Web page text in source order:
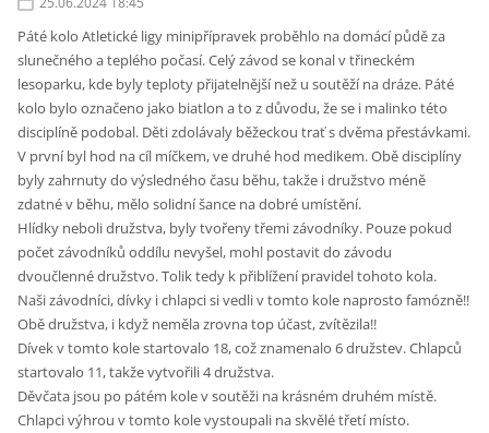
Páté kolo Atletické ligy minipřípravek proběhlo na domácí půdě za
slunečného a teplého počasí. Celý závod se konal v třineckém
lesoparku, kde byly teploty přijatelnější než u soutěží na dráze. Páté
kolo bylo označeno jako biatlon a to z důvodu, že se i malinko této
disciplíně podobal. Děti zdolávaly běžeckou trať s dvěma přestávkami.
V první byl hod na cíl míčkem, ve druhé hod medikem. Obě disciplíny
byly zahrnuty do výsledného času běhu, takže i družstvo méně
zdatné v běhu, mělo solidní šance na dobré umístění.
Hlídky neboli družstva, byly tvořeny třemi závodníky. Pouze pokud
počet závodníků oddílu nevyšel, mohl postavit do závodu
dvoučlenné družstvo. Tolik tedy k přiblížení pravidel tohoto kola.
Naši závodníci, dívky i chlapci si vedli v tomto kole naprosto famózně!!
Obě družstva, i když neměla zrovna top účast, zvítězila!!
Dívek v tomto kole startovalo 18, což znamenalo 6 družstev. Chlapců
startovalo 11, takže vytvořili 4 družstva.
Děvčata jsou po pátém kole v soutěži na krásném druhém místě.
Chlapci výhrou v tomto kole vystoupali na skvělé třetí místo.